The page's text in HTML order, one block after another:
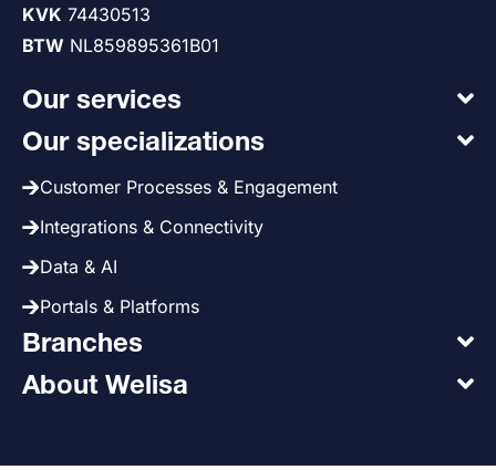
KVK 74430513
BTW NL859895361B01
Our services
Our specializations
Customer Processes & Engagement
Integrations & Connectivity
Data & AI
Portals & Platforms
Branches
About Welisa